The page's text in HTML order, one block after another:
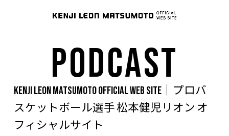
PODCAST
KENJI LEON MATSUMOTO OFFICIAL WEB SITE｜プロバ
スケットボール選手 松本健児リオン オ
フィシャルサイト